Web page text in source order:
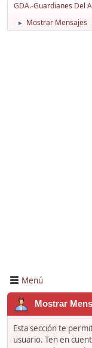
GDA.-Guardianes Del
► Mostrar Mensajes
Menú
Mostrar
Esta sección te
usuario. Ten en